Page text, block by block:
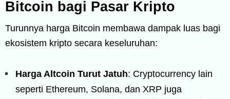
Bitcoin bagi Pasar Kripto
Turunnya harga Bitcoin membawa dampak luas bagi
ekosistem kripto secara keseluruhan:
Harga Altcoin Turut Jatuh: Cryptocurrency lain
seperti Ethereum, Solana, dan XRP juga